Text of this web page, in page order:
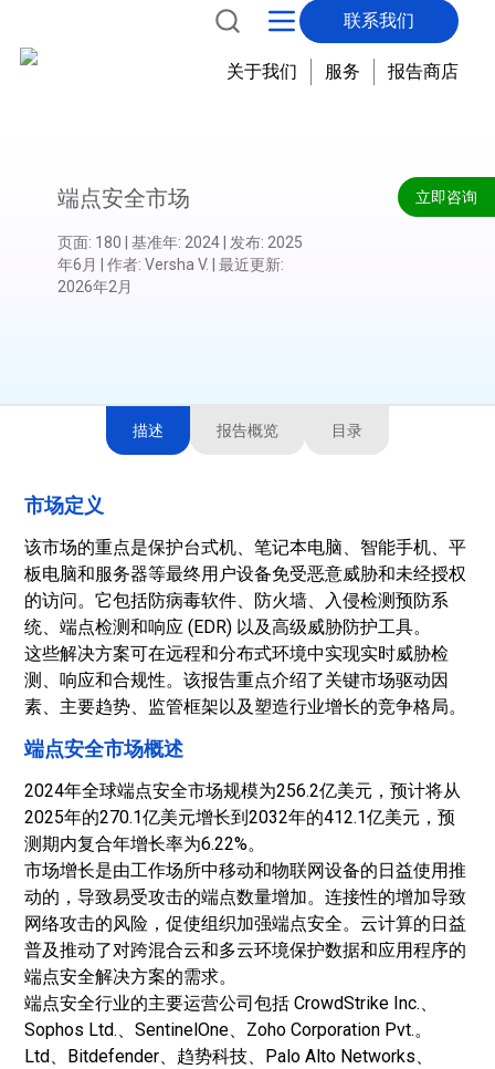
联系我们
关于我们 服务 报告商店
立即咨询
端点安全市场
页面: 180 基准年: 2024 发布: 2025
年6月
作者: Versha V. 最近更新:
2026年2月
描述 报告概览 目录
市场定义
该市场的重点是保护台式机、笔记本电脑、智能手机、平
板电脑和服务器等最终用户设备免受恶意威胁和未经授权
的访问。它包括防病毒软件、防火墙、入侵检测预防系
统、端点检测和响应 (EDR) 以及高级威胁防护工具。
这些解决方案可在远程和分布式环境中实现实时威胁检
测、响应和合规性。该报告重点介绍了关键市场驱动因
素、主要趋势、监管框架以及塑造行业增长的竞争格局。
端点安全市场概述
2024年全球端点安全市场规模为256.2亿美元，预计将从
2025年的270.1亿美元增长到2032年的412.1亿美元，预
测期内复合年增长率为6.22%。
市场增长是由工作场所中移动和物联网设备的日益使用推
动的，导致易受攻击的端点数量增加。连接性的增加导致
网络攻击的风险，促使组织加强端点安全。云计算的日益
普及推动了对跨混合云和多云环境保护数据和应用程序的
端点安全解决方案的需求。
端点安全行业的主要运营公司包括 CrowdStrike Inc.、
Sophos Ltd.、SentinelOne、Zoho Corporation Pvt.。
Ltd、Bitdefender、趋势科技、Palo Alto Networks、